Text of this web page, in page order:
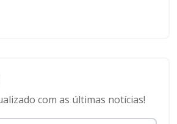
com as últimas notícias!